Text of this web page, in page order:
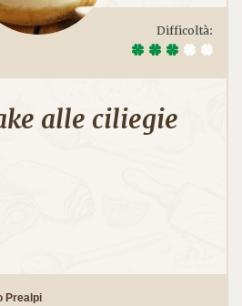
Difficoltà:
alle ciliegie
Prealpi